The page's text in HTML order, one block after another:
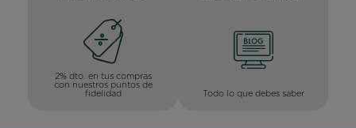
2% dto. en tus compras
con nuestros puntos de
fidelidad
Todo lo que debes saber